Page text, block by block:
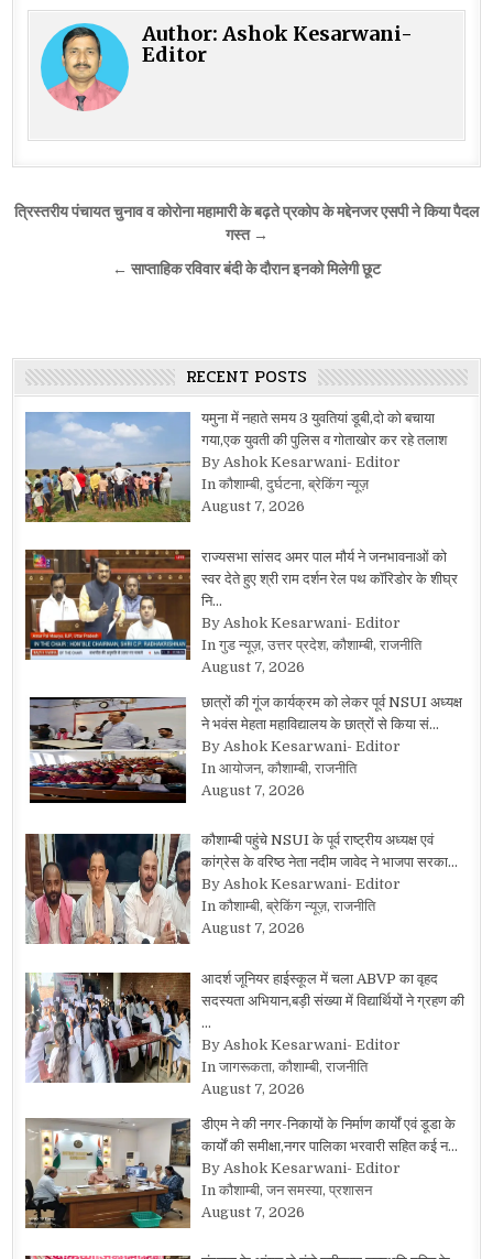
Author:Ashok Kesarwani-
Editor
Post
त्रिस्तरीय पंचायत चुनाव व कोरोना महामारी के बढ़ते प्रकोप के मद्देनजर एसपी ने किया पैदल
गस्त →
← साप्ताहिक रविवार बंदी के दौरान इनको मिलेगी छूट
RECENT POSTS
यमुना में नहाते समय 3 युवतियां डूबी,दो को बचाया
गया,एक युवती की पुलिस व गोताखोर कर रहे तलाश
By Ashok Kesarwani- Editor
In कौशाम्बी, दुर्घटना, ब्रेकिंग न्यूज़
August 7, 2026
राज्यसभा सांसद अमर पाल मौर्य ने जनभावनाओं को
स्वर देते हुए श्री राम दर्शन रेल पथ कॉरिडोर के शीघ्र
नि…
By Ashok Kesarwani- Editor
In गुड न्यूज़, उत्तर प्रदेश, कौशाम्बी, राजनीति
August 7, 2026
छात्रों की गूंज कार्यक्रम को लेकर पूर्व NSUI अध्यक्ष
ने भवंस मेहता महाविद्यालय के छात्रों से किया सं…
By Ashok Kesarwani- Editor
In आयोजन, कौशाम्बी, राजनीति
August 7, 2026
कौशाम्बी पहुंचे NSUI के पूर्व राष्ट्रीय अध्यक्ष एवं
कांग्रेस के वरिष्ठ नेता नदीम जावेद ने भाजपा सरका…
By Ashok Kesarwani- Editor
In कौशाम्बी, ब्रेकिंग न्यूज़, राजनीति
August 7, 2026
आदर्श जूनियर हाईस्कूल में चला ABVP का वृहद
सदस्यता अभियान,बड़ी संख्या में विद्यार्थियों ने ग्रहण की
…
By Ashok Kesarwani- Editor
In जागरूकता, कौशाम्बी, राजनीति
August 7, 2026
डीएम ने की नगर-निकायों के निर्माण कार्यों एवं डूडा के
कार्यों की समीक्षा,नगर पालिका भरवारी सहित कई न…
By Ashok Kesarwani- Editor
In कौशाम्बी, जन समस्या, प्रशासन
August 7, 2026